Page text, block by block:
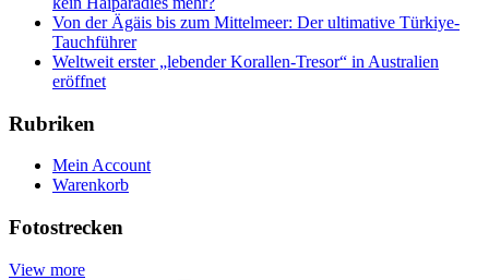
Von der Ägäis bis zum Mittelmeer: Der ultimative Türkiye-
Tauchführer
Weltweit erster „lebender Korallen-Tresor“ in Australien
eröffnet
Rubriken
Mein Account
Warenkorb
Fotostrecken
View more